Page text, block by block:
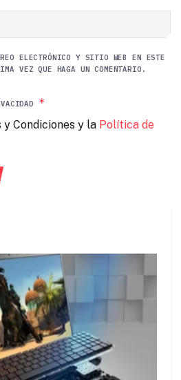
ELECTRÓNICO Y SITIO WEB EN ESTE
VEZ QUE HAGA UN COMENTARIO.
*
Condiciones y la Política de